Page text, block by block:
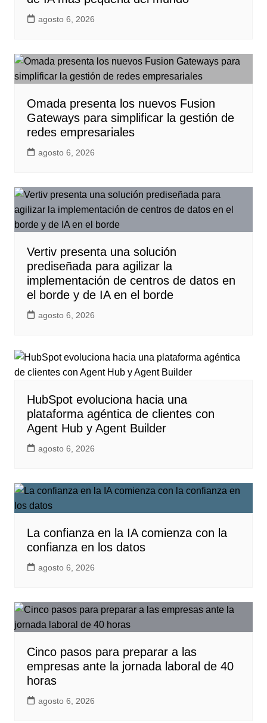
agosto 6, 2026
Omada presenta los nuevos Fusion
Gateways para simplificar la gestión de
redes empresariales
agosto 6, 2026
Vertiv presenta una solución
prediseñada para agilizar la
implementación de centros de datos en
el borde y de IA en el borde
agosto 6, 2026
HubSpot evoluciona hacia una
plataforma agéntica de clientes con
Agent Hub y Agent Builder
agosto 6, 2026
La confianza en la IA comienza con la
confianza en los datos
agosto 6, 2026
Cinco pasos para preparar a las
empresas ante la jornada laboral de 40
horas
agosto 6, 2026